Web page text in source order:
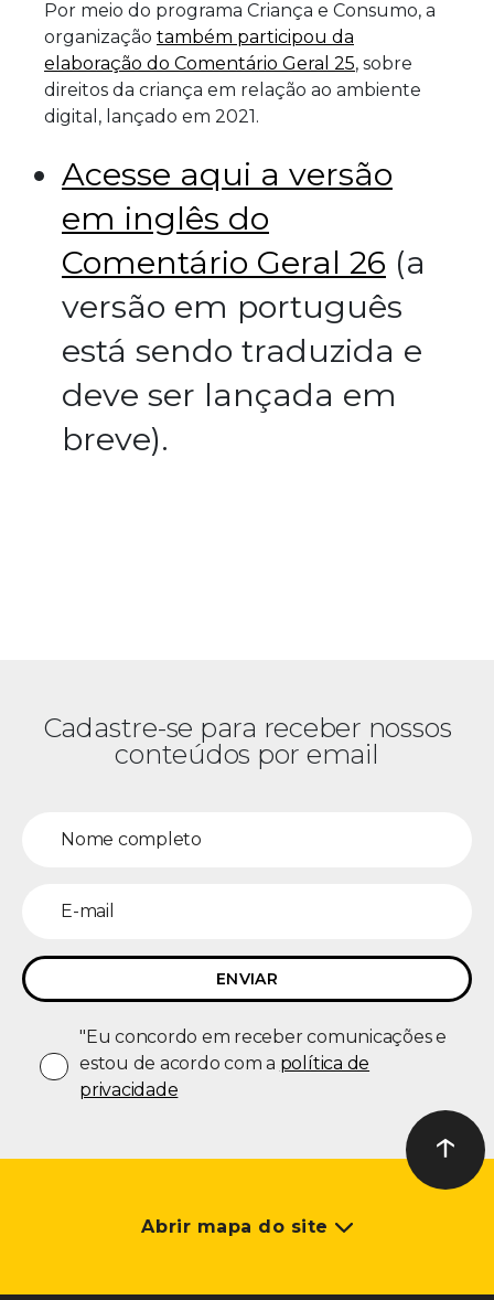
Por meio do programa Criança e Consumo, a
organização também participou da
elaboração do Comentário Geral 25, sobre
direitos da criança em relação ao ambiente
digital, lançado em 2021.
Acesse aqui a versão
em inglês do
Comentário Geral 26 (a
versão em português
está sendo traduzida e
deve ser lançada em
breve).
Cadastre-se para receber nossos
conteúdos por email
"Eu concordo em receber comunicações e
estou de acordo com a política de
privacidade
Ir ao
↑
Abrir mapa do site